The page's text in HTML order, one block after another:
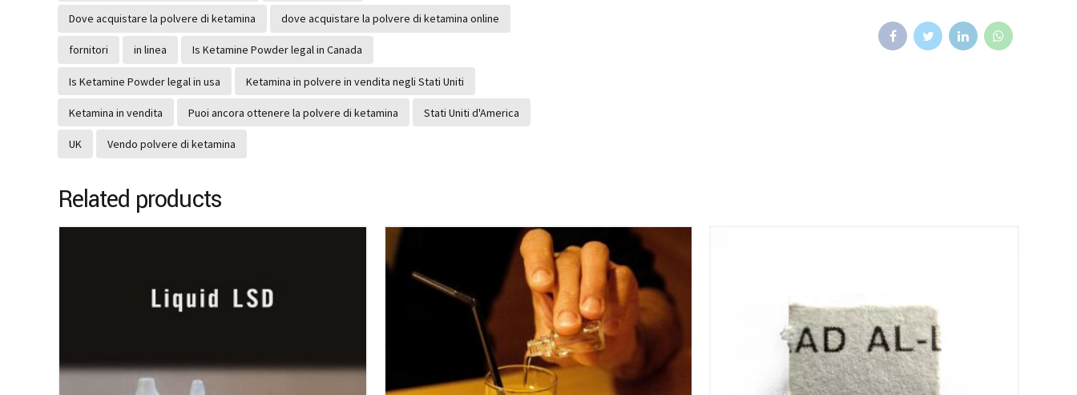
Dove acquistare la polvere di ketamina dove acquistare la polvere di ketamina online
fornitori in linea Is Ketamine Powder legal in Canada
Is Ketamine Powder legal in usa Ketamina in polvere in vendita negli Stati Uniti
Ketamina in vendita Puoi ancora ottenere la polvere di ketamina Stati Uniti d'America
UK Vendo polvere di ketamina
Related products